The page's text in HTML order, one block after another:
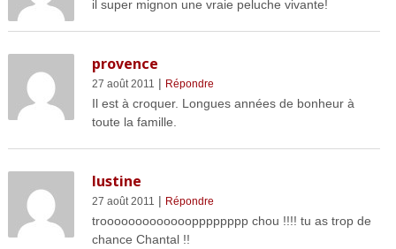
il super mignon une vraie peluche vivante!
provence
27 août 2011 | Répondre
Il est à croquer. Longues années de bonheur à
toute la famille.
lustine
27 août 2011 | Répondre
trooooooooooooopppppppp chou !!!! tu as trop de
chance Chantal !!